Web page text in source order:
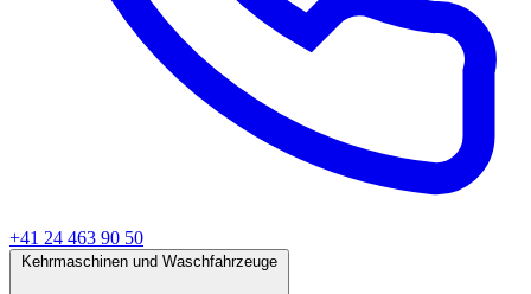
+41 24 463 90 50